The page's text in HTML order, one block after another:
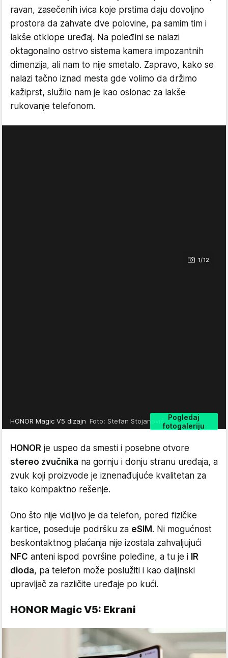
ravan, zasečenih ivica koje prstima daju dovoljno
prostora da zahvate dve polovine, pa samim tim i
lakše otklope uređaj. Na poleđini se nalazi
oktagonalno ostrvo sistema kamera impozantnih
dimenzija, ali nam to nije smetalo. Zapravo, kako se
nalazi tačno iznad mesta gde volimo da držimo
kažiprst, služilo nam je kao oslonac za lakše
rukovanje telefonom.
1/12
Pogledaj
fotogaleriju
HONOR Magic V5 dizajn Foto: Stefan Stojanović
HONOR je uspeo da smesti i posebne otvore
stereo zvučnika na gornju i donju stranu uređaja, a
zvuk koji proizvode je iznenađujuće kvalitetan za
tako kompaktno rešenje.
Ono što nije vidljivo je da telefon, pored fizičke
kartice, poseduje podršku za eSIM. Ni mogućnost
beskontaktnog plaćanja nije izostala zahvaljujući
NFC anteni ispod površine poleđine, a tu je i IR
dioda, pa telefon može poslužiti i kao daljinski
upravljač za različite uređaje po kući.
HONOR Magic V5: Ekrani